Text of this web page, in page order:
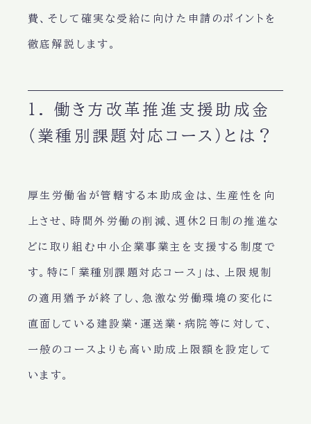
費、そして確実な受給に向けた申請のポイントを
徹底解説します。
1. 働き方改革推進支援助成金
（業種別課題対応コース）とは？
厚生労働省が管轄する本助成金は、生産性を向
上させ、時間外労働の削減、週休2日制の推進な
どに取り組む中小企業事業主を支援する制度で
す。特に「業種別課題対応コース」は、上限規制
の適用猶予が終了し、急激な労働環境の変化に
直面している建設業・運送業・病院等に対して、
一般のコースよりも高い助成上限額を設定して
います。